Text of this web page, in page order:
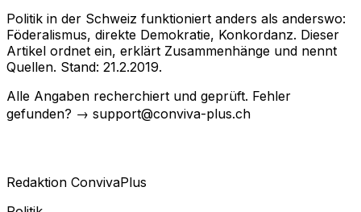
Politik in der Schweiz funktioniert anders als anderswo:
Föderalismus, direkte Demokratie, Konkordanz. Dieser
Artikel ordnet ein, erklärt Zusammenhänge und nennt
Quellen. Stand: 21.2.2019.
Alle Angaben recherchiert und geprüft. Fehler
gefunden? → support@conviva-plus.ch
Redaktion ConvivaPlus